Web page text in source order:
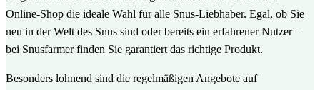
Online-Shop die ideale Wahl für alle Snus-Liebhaber. Egal, ob Sie
neu in der Welt des Snus sind oder bereits ein erfahrener Nutzer –
bei Snusfarmer finden Sie garantiert das richtige Produkt.
Besonders lohnend sind die regelmäßigen Angebote auf